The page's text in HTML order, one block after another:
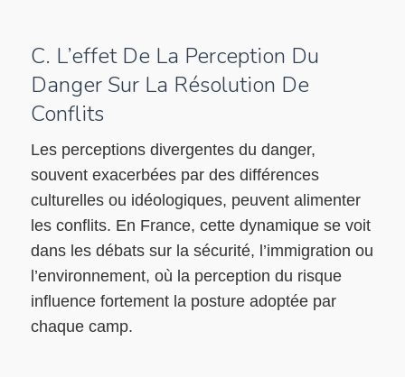
C. L’effet De La Perception Du
Danger Sur La Résolution De
Conflits
Les perceptions divergentes du danger,
souvent exacerbées par des différences
culturelles ou idéologiques, peuvent alimenter
les conflits. En France, cette dynamique se voit
dans les débats sur la sécurité, l’immigration ou
l’environnement, où la perception du risque
influence fortement la posture adoptée par
chaque camp.